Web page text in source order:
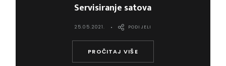
Servisiranje satova
25.05.2021.
PROČITAJ VIŠE
PODIJELI